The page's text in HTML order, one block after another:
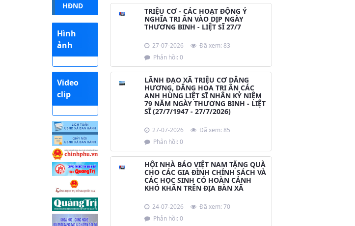
HĐND
Hình
ảnh
Video
clip
TRIỆU CƠ - CÁC HOẠT ĐỘNG Ý
NGHĨA TRI ÂN VÀO DỊP NGÀY
THƯƠNG BINH - LIỆT SĨ 27/7
27-07-2026
Đã xem: 83
Phản hồi: 0
LÃNH ĐẠO XÃ TRIỆU CƠ DÂNG
HƯƠNG, DÂNG HOA TRI ÂN CÁC
ANH HÙNG LIỆT SĨ NHÂN KỶ NIỆM
79 NĂM NGÀY THƯƠNG BINH - LIỆT
SĨ (27/7/1947 - 27/7/2026)
27-07-2026
Đã xem: 85
Phản hồi: 0
HỘI NHÀ BÁO VIỆT NAM TẶNG QUÀ
CHO CÁC GIA ĐÌNH CHÍNH SÁCH VÀ
CÁC HỌC SINH CÓ HOÀN CẢNH
KHÓ KHĂN TRÊN ĐỊA BÀN XÃ
24-07-2026
Đã xem: 70
Phản hồi: 0